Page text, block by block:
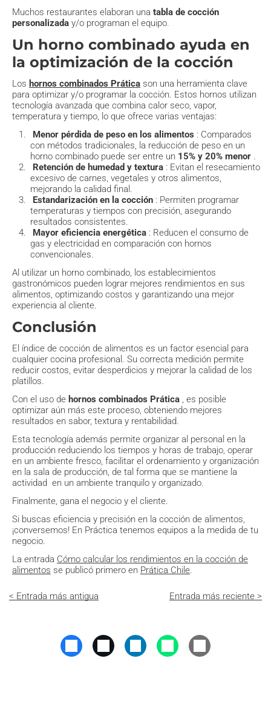
Muchos restaurantes elaboran una tabla de cocción
personalizada y/o programan el equipo.
Un horno combinado ayuda en
la optimización de la cocción
Los hornos combinados Prática son una herramienta clave
para optimizar y/o programar la cocción. Estos hornos utilizan
tecnología avanzada que combina calor seco, vapor,
temperatura y tiempo, lo que ofrece varias ventajas:
Menor pérdida de peso en los alimentos : Comparados
con métodos tradicionales, la reducción de peso en un
horno combinado puede ser entre un 15% y 20% menor .
Retención de humedad y textura : Evitan el resecamiento
excesivo de carnes, vegetales y otros alimentos,
mejorando la calidad final.
Estandarización en la cocción : Permiten programar
temperaturas y tiempos con precisión, asegurando
resultados consistentes.
Mayor eficiencia energética : Reducen el consumo de
gas y electricidad en comparación con hornos
convencionales.
Al utilizar un horno combinado, los establecimientos
gastronómicos pueden lograr mejores rendimientos en sus
alimentos, optimizando costos y garantizando una mejor
experiencia al cliente.
Conclusión
El índice de cocción de alimentos es un factor esencial para
cualquier cocina profesional. Su correcta medición permite
reducir costos, evitar desperdicios y mejorar la calidad de los
platillos.
Con el uso de hornos combinados Prática , es posible
optimizar aún más este proceso, obteniendo mejores
resultados en sabor, textura y rentabilidad.
Esta tecnología además permite organizar al personal en la
producción reduciendo los tiempos y horas de trabajo, operar
en un ambiente fresco, facilitar el ordenamiento y organización
en la sala de producción, de tal forma que se mantiene la
actividad en un ambiente tranquilo y organizado.
Finalmente, gana el negocio y el cliente.
Si buscas eficiencia y precisión en la cocción de alimentos,
¡conversemos! En Práctica tenemos equipos a la medida de tu
negocio.
La entrada Cómo calcular los rendimientos en la cocción de
alimentos se publicó primero en Prática Chile.
< Entrada más antigua Entrada más reciente >